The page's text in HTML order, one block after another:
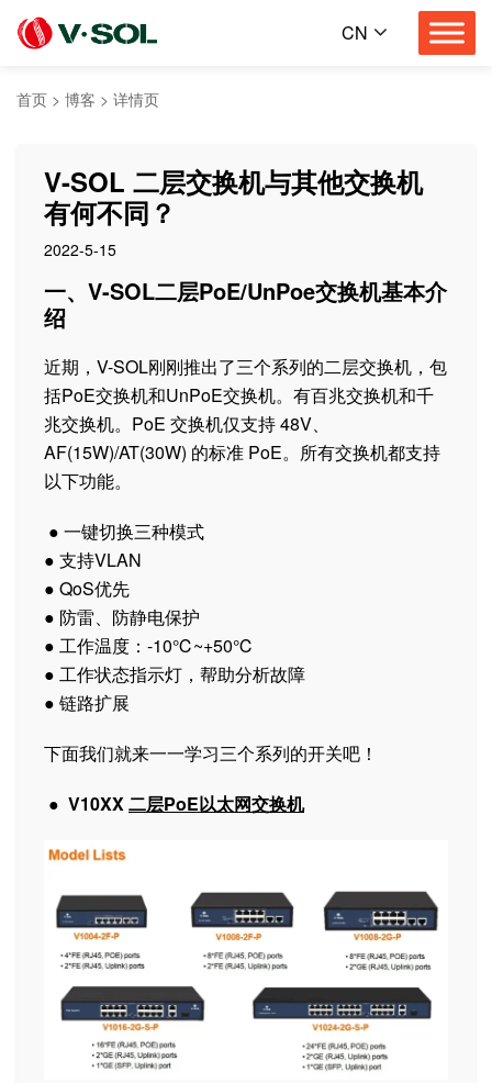
CN
首页 > 博客 > 详情页
V-SOL 二层交换机与其他​​交换机
有何不同？
2022-5-15
一、V-SOL二层PoE/UnPoe交换机基本介
绍
近期，V-SOL刚刚推出了三个系列的二层交换机，包
括PoE交换机和UnPoE交换机。有百兆交换机和千
兆交换机。PoE 交换机仅支持 48V、
AF(15W)/AT(30W) 的标准 PoE。所有交换机都支持
以下功能。
● 一键切换三种模式
● 支持VLAN
● QoS优先
● 防雷、防静电保护
● 工作温度：-10℃~+50℃
● 工作状态指示灯，帮助分析故障
● 链路扩展
下面我们就来一一学习三个系列的开关吧！
● V10XX二层PoE以太网交换机